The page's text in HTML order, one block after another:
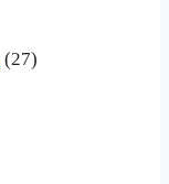
(27)